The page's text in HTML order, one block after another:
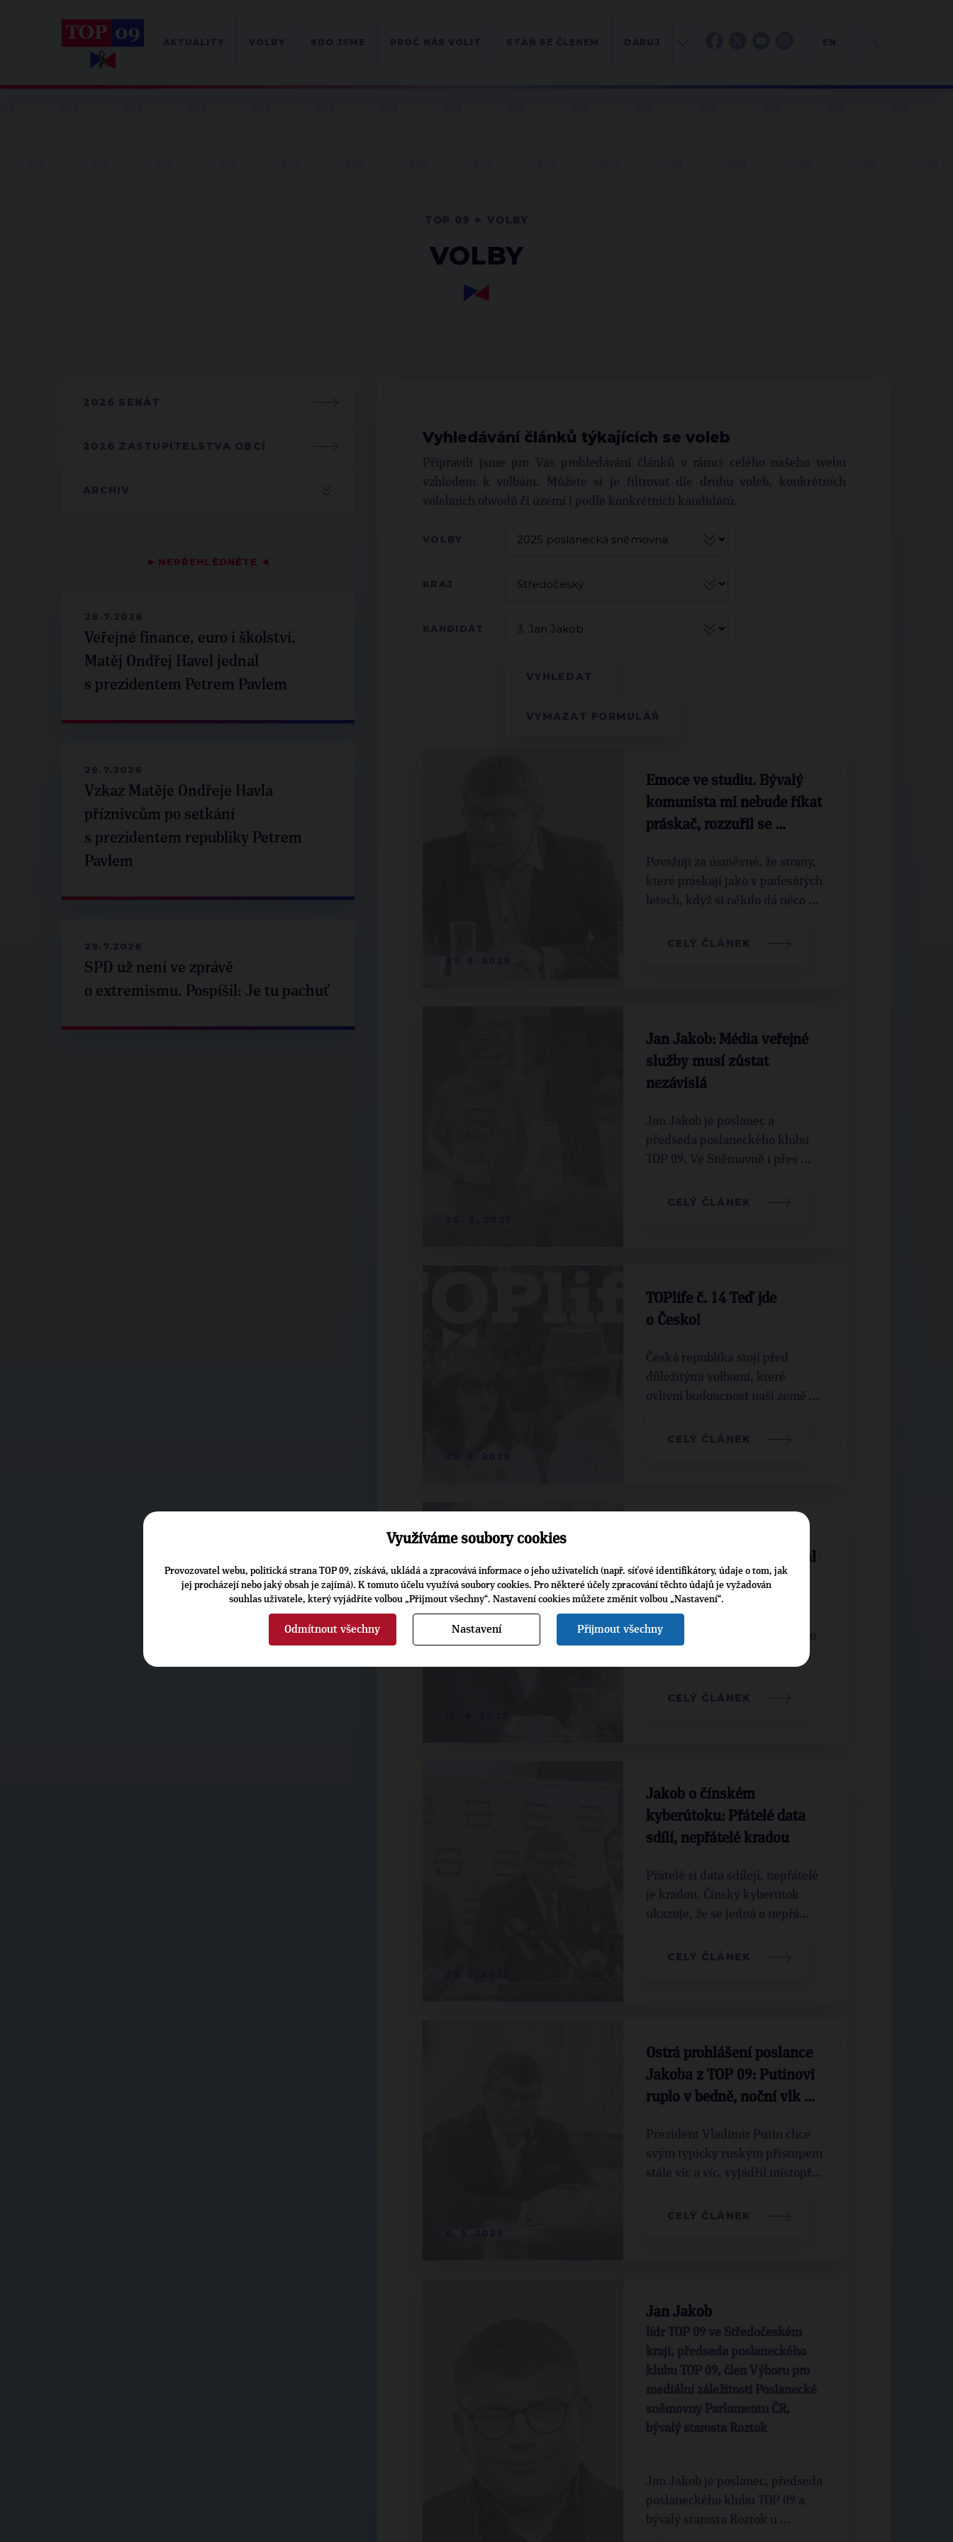
VOLBY
2026 SENÁT
2026 ZASTUPITELSTVA OBCÍ
ARCHIV
▶ NEPŘEHLÉDNĚTE ◀
28.7.2026
Veřejné finance, euro i školství.
Matěj Ondřej Havel jednal
s prezidentem Petrem Pavlem
29.7.2026
Vzkaz Matěje Ondřeje Havla
příznivcům po setkání
s prezidentem republiky Petrem
Pavlem
29.7.2026
SPD už není ve zprávě
o extremismu. Pospíšil: Je tu pachuť
Vyhledávání článků týkajících se voleb
Připravili jsme pro Vás prohledávání článků v rámci celého našeho webu
vzhledem k volbám. Můžete si je filtrovat dle druhu voleb, konkrétních
volebních obvodů či území i podle konkrétních kandidátů.
VOLBY
KRAJ
KANDIDÁT
Emoce ve studiu. Bývalý
komunista mi nebude říkat
práskač, rozzuřil se ...
Považuji za úsměvné, že strany,
které práskají jako v padesátých
letech, když si někdo dá něco ...
CELÝ ČLÁNEK
Jan Jakob: Média veřejné
služby musí zůstat
nezávislá
Jan Jakob je poslanec a
předseda poslaneckého klubu
TOP 09. Ve Sněmovně i přes ...
CELÝ ČLÁNEK
TOPlife č. 14 Teď jde
o Česko!
Česká republika stojí před
důležitými volbami, které
ovlivní budoucnost naší země ...
CELÝ ČLÁNEK
výzvy k zabíjení, nechápal
Jakob Rajchlovy výroky
Obhajujete lidi, kteří vyzývají
k vyvraždění dalších občanů, to
je nehorázné. V pořadu 360° ...
CELÝ ČLÁNEK
Jakob o čínském
kyberútoku: Přátelé data
sdílí, nepřátelé kradou
Přátelé si data sdílejí, nepřátelé
je kradou. Čínský kyberútok
ukazuje, že se jedná o nepřá...
CELÝ ČLÁNEK
Ostrá prohlášení poslance
Jakoba z TOP 09: Putinovi
ruplo v bedně, noční vlk ...
Prezident Vladimir Putin chce
svým typicky ruským přístupem
stále víc a víc, vyjádřil místopř...
CELÝ ČLÁNEK
Jan Jakob
lídr TOP 09 ve Středočeském
kraji, předseda poslaneckého
klubu TOP 09, člen Výboru pro
mediální záležitosti Poslanecké
sněmovny Parlamentu ČR,
bývalý starosta Roztok
Jan Jakob je poslanec, předseda
poslaneckého klubu TOP 09 a
bývalý starosta Roztok u ...
Využíváme soubory cookies
Provozovatel webu, politická strana TOP 09, získává, ukládá a zpracovává informace o jeho uživatelích (např. síťové identifikátory, údaje o tom, jak
jej procházejí nebo jaký obsah je zajímá). K tomuto účelu využívá soubory cookies. Pro některé účely zpracování těchto údajů je vyžadován
souhlas uživatele, který vyjádříte volbou „Přijmout všechny“. Nastavení cookies můžete změnit volbou „Nastavení“.
Odmítnout všechny Nastavení Přijmout všechny